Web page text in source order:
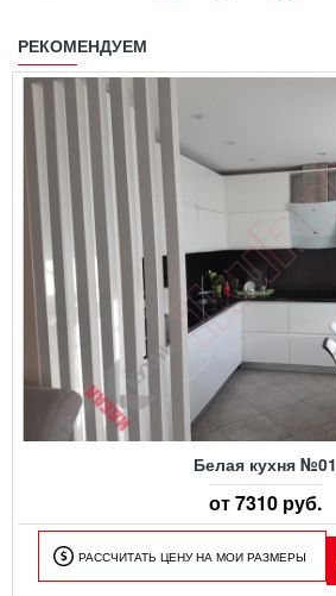
РЕКОМЕНДУЕМ
Белая кухня №01
от 7310 руб.
РАССЧИТАТЬ ЦЕНУ НА МОИ РАЗМЕРЫ